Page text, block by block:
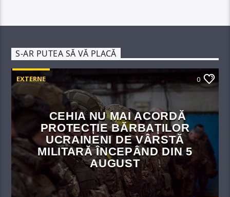
S-AR PUTEA SĂ VĂ PLACĂ
EXTERNE 0
CEHIA NU MAI ACORDĂ
PROTECȚIE BĂRBAȚILOR
UCRAINENI DE VÂRSTĂ
MILITARĂ ÎNCEPÂND DIN 5
AUGUST